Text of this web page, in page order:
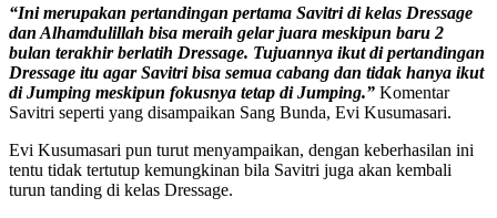
“Ini merupakan pertandingan pertama Savitri di kelas Dressage
dan Alhamdulillah bisa meraih gelar juara meskipun baru 2
bulan terakhir berlatih Dressage. Tujuannya ikut di pertandingan
Dressage itu agar Savitri bisa semua cabang dan tidak hanya ikut
di Jumping meskipun fokusnya tetap di Jumping.” Komentar
Savitri seperti yang disampaikan Sang Bunda, Evi Kusumasari.
Evi Kusumasari pun turut menyampaikan, dengan keberhasilan ini
tentu tidak tertutup kemungkinan bila Savitri juga akan kembali
turun tanding di kelas Dressage.